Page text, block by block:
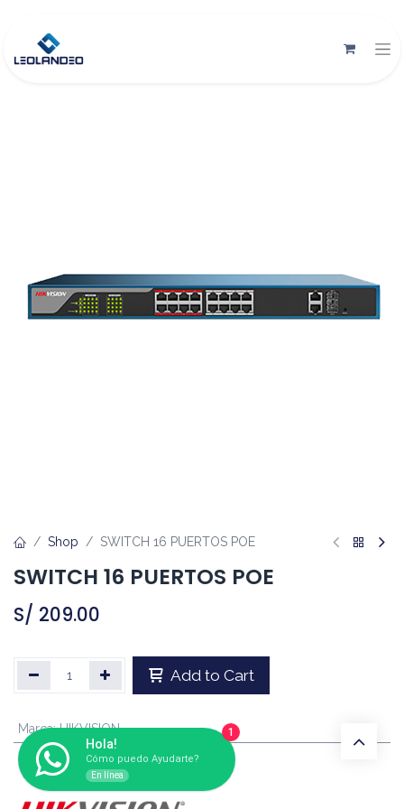
Shop SWITCH 16 PUERTOS POE
SWITCH 16 PUERTOS POE
S/ 209.00
Add to Cart
Marca:HIKVISION
Hola!
Cómo puedo Ayudarte?
En línea
1